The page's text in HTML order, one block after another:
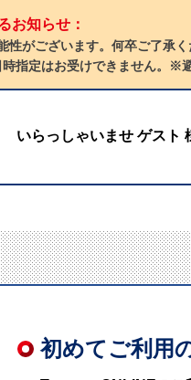
お知らせ：
性がございます。何卒ご了承く
定はお受けできません。※
いらっしゃいませ ゲスト
初めてご利用